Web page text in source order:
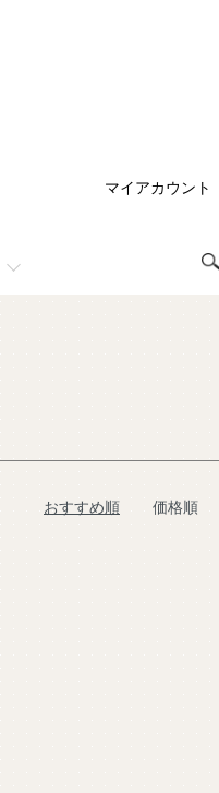
マイアカウント
おすすめ順 価格順